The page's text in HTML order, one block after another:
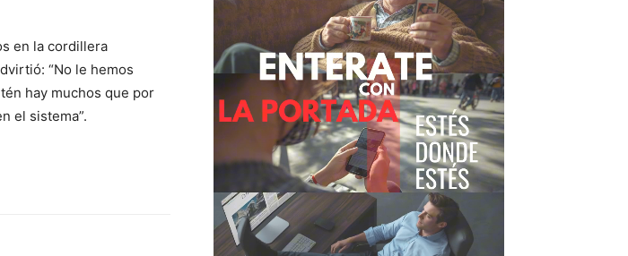
en la cordillera
“No le hemos
hay muchos que por
el sistema”.